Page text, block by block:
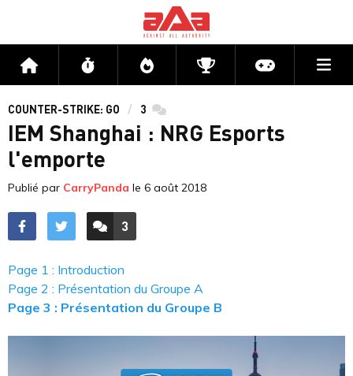
Accueil Flux Directs CompétitionsActu jeux
COUNTER-STRIKE: GO 3 commentaires
IEM Shanghai : NRG Esports
l'emporte
Publié par CarryPanda le 6 août 2018
ACCÉDER AUX
3
COMMENTAIRES
Page 1 : Introduction
Page 2 : Présentation du Groupe A
Page 3 : Présentation du Groupe B